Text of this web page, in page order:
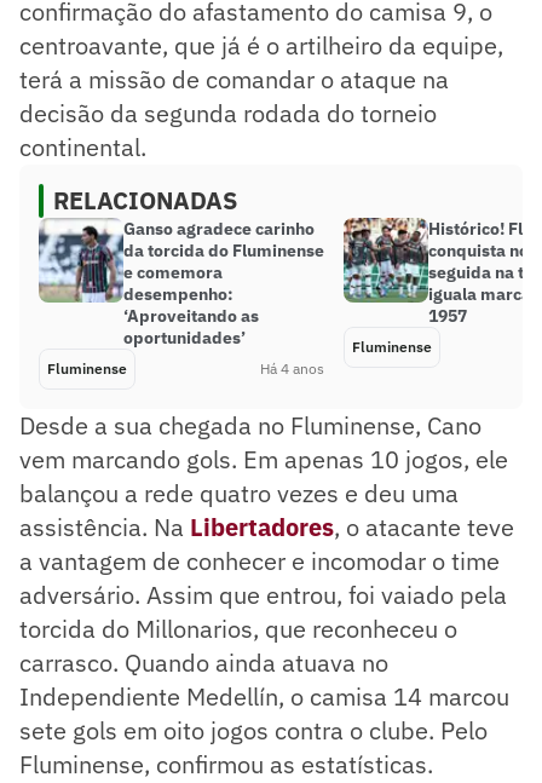
confirmação do afastamento do camisa 9, o
centroavante, que já é o artilheiro da equipe,
terá a missão de comandar o ataque na
decisão da segunda rodada do torneio
continental.
RELACIONADAS
Ganso agradece carinho
da torcida do Fluminense
e comemora
desempenho:
‘Aproveitando as
oportunidades’
Fluminense Há 4 anos
Histórico!
conquista
seguida na
iguala
1957
Fluminense
Desde a sua chegada no Fluminense, Cano
vem marcando gols. Em apenas 10 jogos, ele
balançou a rede quatro vezes e deu uma
assistência. Na Libertadores, o atacante teve
a vantagem de conhecer e incomodar o time
adversário. Assim que entrou, foi vaiado pela
torcida do Millonarios, que reconheceu o
carrasco. Quando ainda atuava no
Independiente Medellín, o camisa 14 marcou
sete gols em oito jogos contra o clube. Pelo
Fluminense, confirmou as estatísticas.